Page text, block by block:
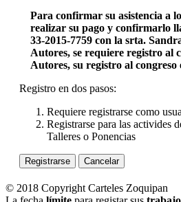
Para confirmar su asistencia a
realizar su pago y confirmarlo
33-2015-7759 con la srta.
Autores, se requiere registro al
Autores, su registro al congreso
Registro en dos pasos:
Requiere registrarse como
Registrarse para las activides
Talleres o Ponencias
Registrarse Cancelar
© 2018 Copyright Carteles Zoquipan